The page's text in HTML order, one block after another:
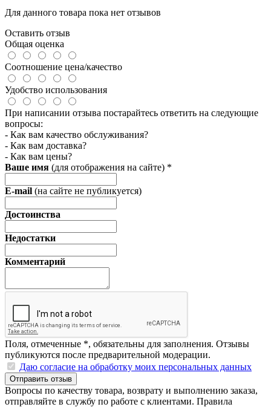
Для данного товара пока нет отзывов
Оставить отзыв
Общая оценка
Соотношение цена/качество
Удобство использования
При написании отзыва постарайтесь ответить на следующие
вопросы:
- Как вам качество обслуживания?
- Как вам доставка?
- Как вам цены?
Ваше имя (для отображения на сайте) *
E-mail (на сайте не публикуется)
Достоинства
Недостатки
Комментарий
Поля, отмеченные *, обязательны для заполнения. Отзывы
публикуются после предварительной модерации.
Даю согласие на обработку моих персональных данных
Отправить отзыв
Вопросы по качеству товара, возврату и выполнению заказа,
отправляйте в службу по работе с клиентами. Правила